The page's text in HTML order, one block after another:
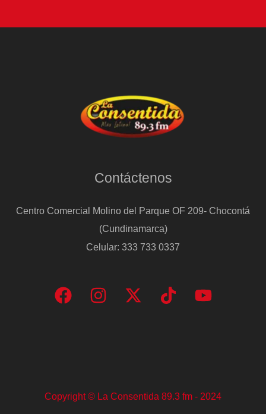
Contáctenos
Centro Comercial Molino del Parque OF 209- Chocontá
(Cundinamarca)
Celular: 333 733 0337
Copyright © La Consentida 89.3 fm - 2024